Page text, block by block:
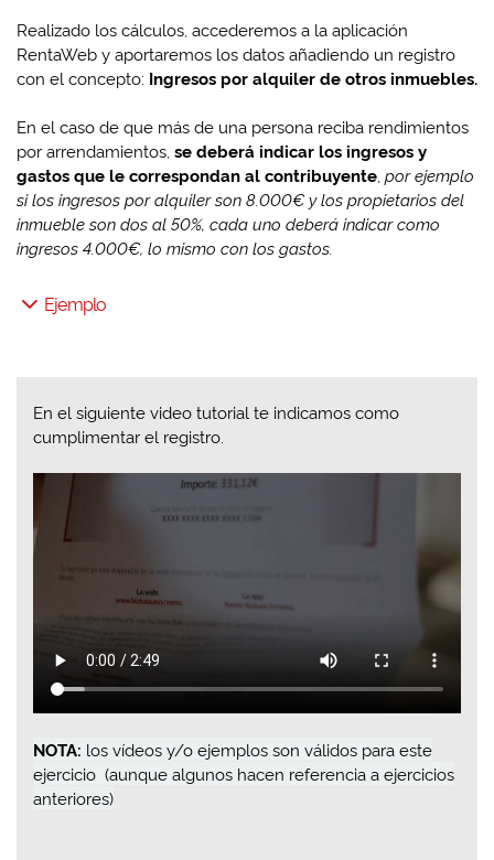
Realizado los cálculos, accederemos a la aplicación
RentaWeb y aportaremos los datos añadiendo un registro
con el concepto: Ingresos por alquiler de otros inmuebles.
En el caso de que más de una persona reciba rendimientos
por arrendamientos, se deberá indicar los ingresos y
gastos que le correspondan al contribuyente por ejemplo
si los ingresos por alquiler son 8.000€ y los propietarios del
inmueble son dos al 50%, cada uno deberá indicar como
ingresos 4.000€, lo mismo con los gastos.
Ejemplo
En el siguiente video tutorial te indicamos como
cumplimentar el registro.
NOTA: los vídeos y/o ejemplos son válidos para este
ejercicio (aunque algunos hacen referencia a ejercicios
anteriores)